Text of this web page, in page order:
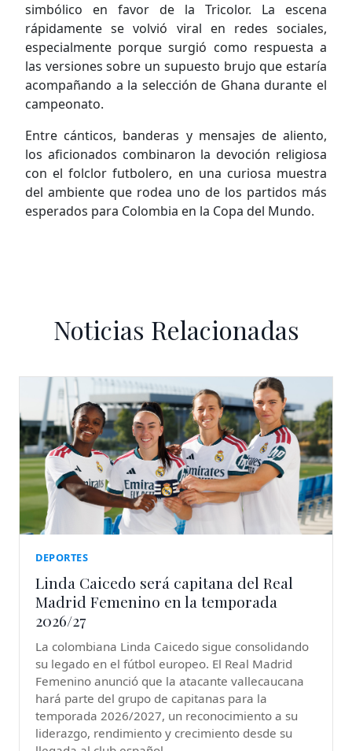
simbólico en favor de la Tricolor. La escena
rápidamente se volvió viral en redes sociales,
especialmente porque surgió como respuesta a
las versiones sobre un supuesto brujo que estaría
acompañando a la selección de Ghana durante el
campeonato.
Entre cánticos, banderas y mensajes de aliento,
los aficionados combinaron la devoción religiosa
con el folclor futbolero, en una curiosa muestra
del ambiente que rodea uno de los partidos más
esperados para Colombia en la Copa del Mundo.
Noticias Relacionadas
DEPORTES
Linda Caicedo será capitana del Real
Madrid Femenino en la temporada
2026/27
La colombiana Linda Caicedo sigue consolidando
su legado en el fútbol europeo. El Real Madrid
Femenino anunció que la atacante vallecaucana
hará parte del grupo de capitanas para la
temporada 2026/2027, un reconocimiento a su
liderazgo, rendimiento y crecimiento desde su